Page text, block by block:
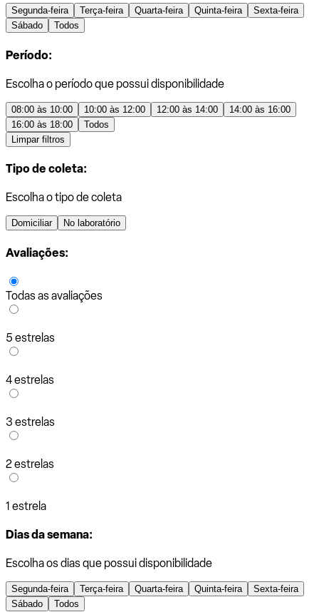
Segunda-feira Terça-feira Quarta-feira Quinta-feira
Sexta-feira
Sábado
Todos
Período:
Escolha o período que possui disponibilidade
08:00 às 10:00 10:00 às 12:00 12:00 às 14:00
14:00 às 16:00
16:00 às 18:00
Todos
Limpar filtros
Tipo de coleta:
Escolha o tipo de coleta
Domiciliar No laboratório
Avaliações:
Todas as avaliações
5 estrelas
4 estrelas
3 estrelas
2 estrelas
1 estrela
Dias da semana:
Escolha os dias que possui disponibilidade
Segunda-feira Terça-feira Quarta-feira Quinta-feira
Sexta-feira
Sábado
Todos